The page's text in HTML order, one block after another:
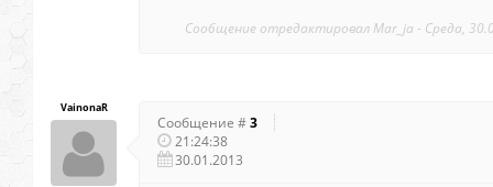
Сообщение отредактировал Mar_ja - Среда,
VainonaR
Сообщение #3
21:24:38
30.01.2013